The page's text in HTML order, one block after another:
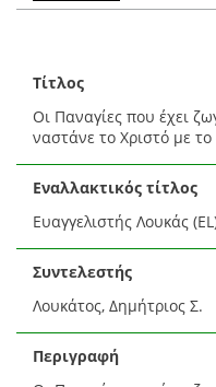
Τίτλος
Οι Παναγίες που έχει
ναστάνε το Χριστό με το
Εναλλακτικός τίτλος
Ευαγγελιστής Λουκάς
Συντελεστής
Λουκάτος, Δημήτριος Σ.
Περιγραφή